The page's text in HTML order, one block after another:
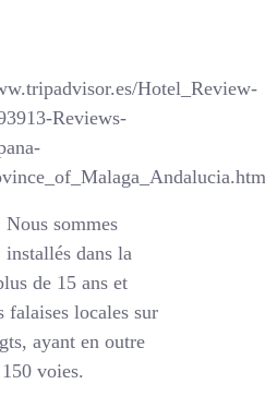
Hotel_Review-
Reviews-
Nous sommes
installés dans la
de 15 ans et
falaises locales sur
ayant en outre
voies.